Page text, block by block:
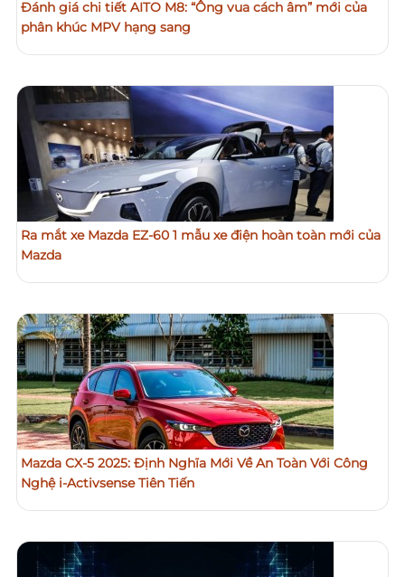
Đánh giá chi tiết AITO M8: “Ông vua cách âm” mới của
phân khúc MPV hạng sang
Ra mắt xe Mazda EZ-60 1 mẫu xe điện hoàn toàn mới của
Mazda
Mazda CX-5 2025: Định Nghĩa Mới Về An Toàn Với Công
Nghệ i-Activsense Tiên Tiến